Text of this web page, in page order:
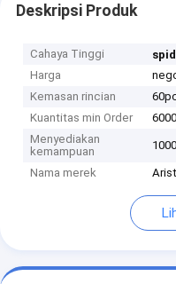
Deskripsi Produk
Cahaya Tinggi
Harga
Kemasan rincian
Kuantitas min Order
Menyediakan
kemampuan
Nama merek